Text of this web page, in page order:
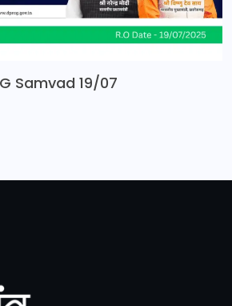
Samvad 19/07